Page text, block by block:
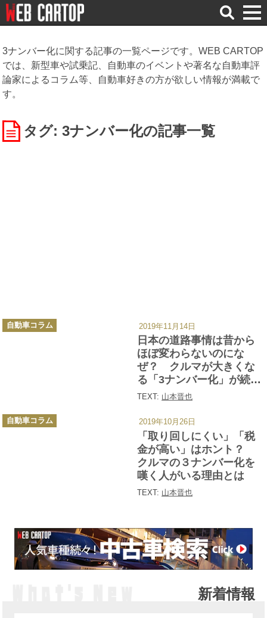
検
索
3ナンバー化に関する記事の一覧ページです。WEB CARTOP
では、新型車や試乗記、自動車のイベントや著名な自動車評
論家によるコラム等、自動車好きの方が欲しい情報が満載で
す。
タグ: 3ナンバー化の記事一覧
日本の道路事情は昔から
ほぼ変わらないのにな
ぜ？ クルマが大きくな
る「3ナンバー化」が続々
進むワケ
TEXT: 山本晋也
カ
テ
自動車コラム 2019年11月14日
「取り回しにくい」「税
金が高い」はホント？
クルマの３ナンバー化を
嘆く人がいる理由とは
TEXT: 山本晋也
カ
テ
自動車コラム 2019年10月26日
新着情報